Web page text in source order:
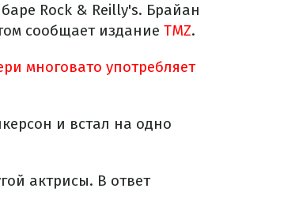
Rock & Reilly's. Брайан
сообщает издание TMZ.
многовато употребляет
и встал на одно
актрисы. В ответ